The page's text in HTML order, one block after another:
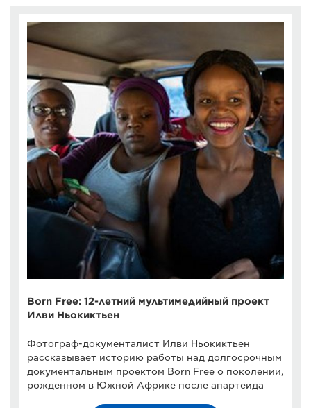
Born Free: 12-летний мультимедийный проект
Илви Ньокиктьен
Фотограф-документалист Илви Ньокиктьен
рассказывает историю работы над долгосрочным
документальным проектом Born Free о поколении,
рожденном в Южной Африке после апартеида